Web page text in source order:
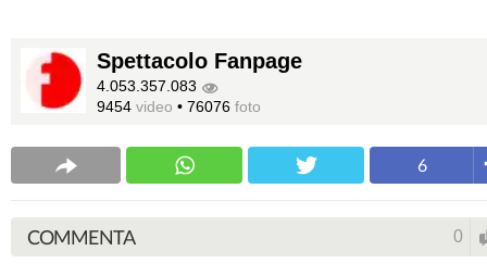
Spettacolo Fanpage
4.053.357.083
9454 video • 76076 foto
6
COMMENTA 0